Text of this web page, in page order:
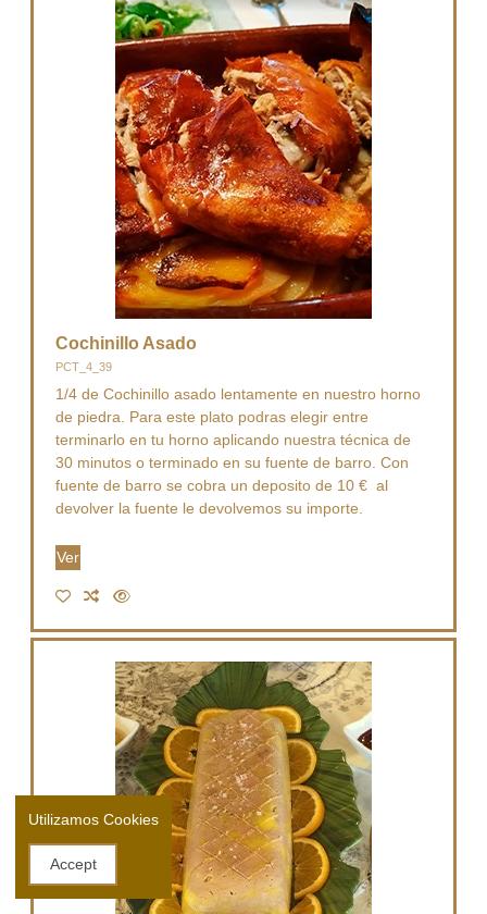
Cochinillo Asado
PCT_4_39
1/4 de Cochinillo asado lentamente en nuestro horno
de piedra. Para este plato podras elegir entre
terminarlo en tu horno aplicando nuestra técnica de
30 minutos o terminado en su fuente de barro. Con
fuente de barro se cobra un deposito de 10 € al
devolver la fuente le devolvemos su importe.
Ver
Utilizamos Cookies
Accept